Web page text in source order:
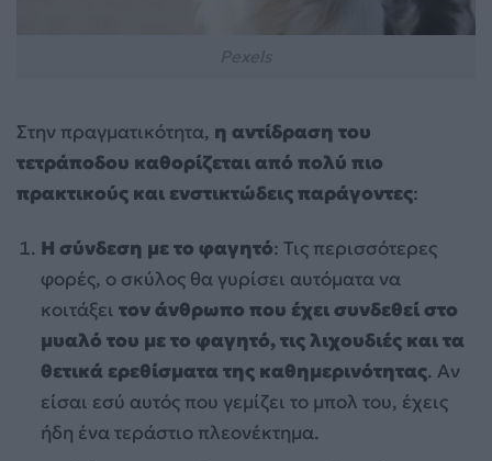
Στην πραγματικότητα, η αντίδραση του
τετράποδου καθορίζεται από πολύ πιο
πρακτικούς και ενστικτώδεις παράγοντες:
Η σύνδεση με το φαγητό: Τις περισσότερες
φορές, ο σκύλος θα γυρίσει αυτόματα να
κοιτάξειτον άνθρωπο που έχει συνδεθεί στο
μυαλό του με το φαγητό, τις λιχουδιές και τα
θετικά ερεθίσματα της καθημερινότητας. Αν
είσαι εσύ αυτός που γεμίζει το μπολ του, έχεις
ήδη ένα τεράστιο πλεονέκτημα.